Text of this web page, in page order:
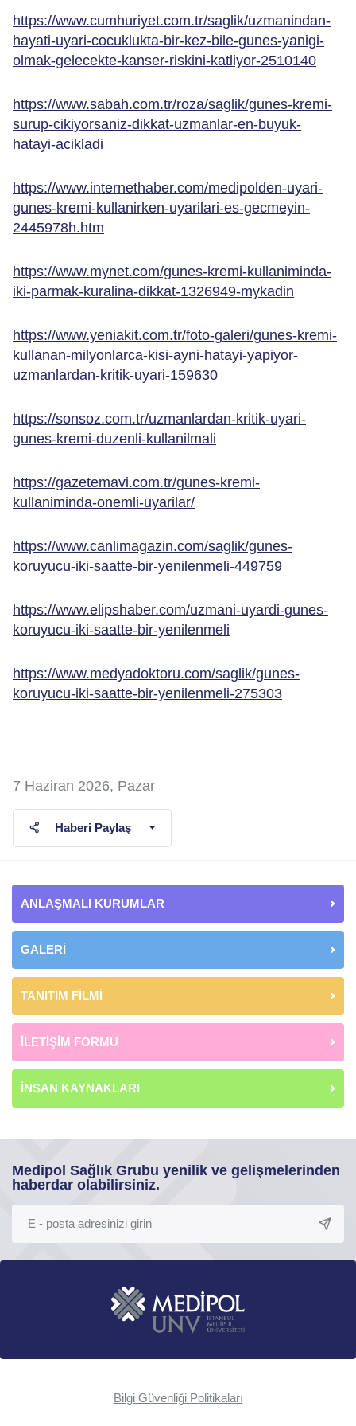
https://www.cumhuriyet.com.tr/saglik/uzmanindan-
hayati-uyari-cocuklukta-bir-kez-bile-gunes-yanigi-
olmak-gelecekte-kanser-riskini-katliyor-2510140
https://www.sabah.com.tr/roza/saglik/gunes-kremi-
surup-cikiyorsaniz-dikkat-uzmanlar-en-buyuk-
hatayi-acikladi
https://www.internethaber.com/medipolden-uyari-
gunes-kremi-kullanirken-uyarilari-es-gecmeyin-
2445978h.htm
https://www.mynet.com/gunes-kremi-kullaniminda-
iki-parmak-kuralina-dikkat-1326949-mykadin
https://www.yeniakit.com.tr/foto-galeri/gunes-kremi-
kullanan-milyonlarca-kisi-ayni-hatayi-yapiyor-
uzmanlardan-kritik-uyari-159630
https://sonsoz.com.tr/uzmanlardan-kritik-uyari-
gunes-kremi-duzenli-kullanilmali
https://gazetemavi.com.tr/gunes-kremi-
kullaniminda-onemli-uyarilar/
https://www.canlimagazin.com/saglik/gunes-
koruyucu-iki-saatte-bir-yenilenmeli-449759
https://www.elipshaber.com/uzmani-uyardi-gunes-
koruyucu-iki-saatte-bir-yenilenmeli
https://www.medyadoktoru.com/saglik/gunes-
koruyucu-iki-saatte-bir-yenilenmeli-275303
7 Haziran 2026, Pazar
Haberi Paylaş
ANLAŞMALI KURUMLAR
GALERİ
TANITIM FİLMİ
İLETİŞİM FORMU
İNSAN KAYNAKLARI
Medipol Sağlık Grubu yenilik ve gelişmelerinden
haberdar olabilirsiniz.
Bilgi Güvenliği Politikaları